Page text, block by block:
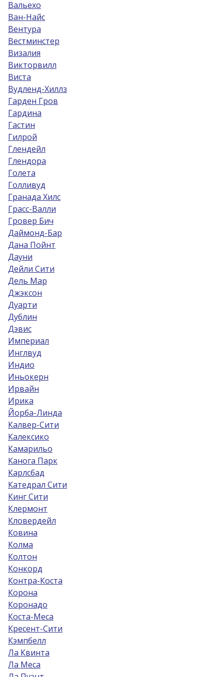
Вальехо
Ван-Найс
Вентура
Вестминстер
Визалия
Викторвилл
Виста
Вудленд-Хиллз
Гарден Гров
Гардина
Гастин
Гилрой
Глендейл
Глендора
Голета
Голливуд
Гранада Хилс
Грасс-Валли
Гровер Бич
Даймонд-Бар
Дана Пойнт
Дауни
Дейли Сити
Дель Мар
Джэксон
Дуарти
Дублин
Дэвис
Империал
Инглвуд
Индио
Иньокерн
Ирвайн
Ирика
Йорба-Линда
Калвер-Сити
Калексико
Камарильо
Канога Парк
Карлсбад
Катедрал Сити
Кинг Сити
Клермонт
Кловердейл
Ковина
Колма
Колтон
Конкорд
Контра-Коста
Корона
Коронадо
Коста-Меса
Кресент-Сити
Кэмпбелл
Ла Квинта
Ла Меса